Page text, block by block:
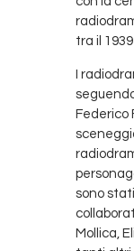
tra il
I
Federico
sono
Mollica,